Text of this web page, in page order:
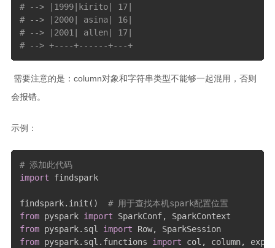
# --> |1999|kirito| 17|
# --> |2000| asina| 16|
# --> |2001| allen| 17|
# --> +----+------+---+
​ 需要注意的是：column对象和字符串类型不能够一起混用，否则
会报错。
示例：
# 添加此代码
import findspark
findspark. init ( )
# 用于查找本机spark配置位置
from pyspark import SparkConf,
from pyspark. sql import Row,
SparkSession
from pyspark. sql . functions import col , column,